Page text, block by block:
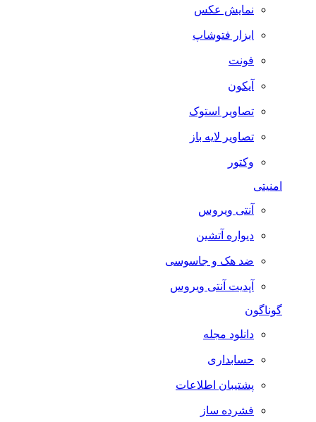
نمایش عکس
ابزار فتوشاپ
فونت
آیکون
تصاویر استوک
تصاویر لایه باز
وکتور
آنتی ویروس
دیواره آتشین
ضد هک و جاسوسی
آپدیت آنتی ویروس
گوناگون
دانلود مجله
حسابداری
پشتیبان اطلاعات
فشرده ساز